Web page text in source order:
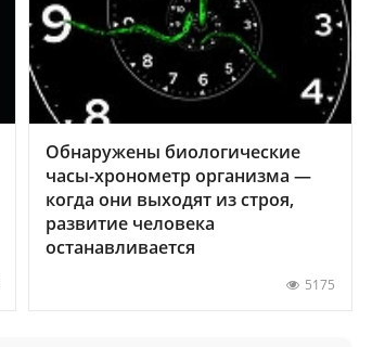
Обнаружены биологические
часы-хронометр организма —
когда они выходят из строя,
развитие человека
останавливается
5175